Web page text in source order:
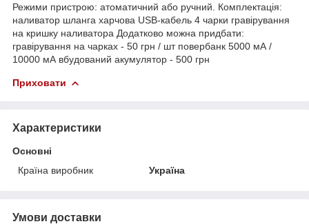
Режими пристрою: атоматичний або ручний. Комплектація:
наливатор шланга харчова USB-кабель 4 чарки гравірування
на кришку наливатора Додатково можна придбати:
гравірування на чарках - 50 грн / шт повербанк 5000 мА /
10000 мА вбудований акумулятор - 500 грн
Приховати
Характеристики
Основні
Країна виробник
Україна
Умови доставки